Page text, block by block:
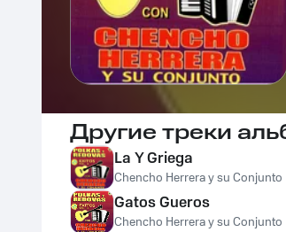
Другие треки
La Y Griega
Chencho Herrera y su Conjunto
Gatos Gueros
Chencho Herrera y su Conjunto